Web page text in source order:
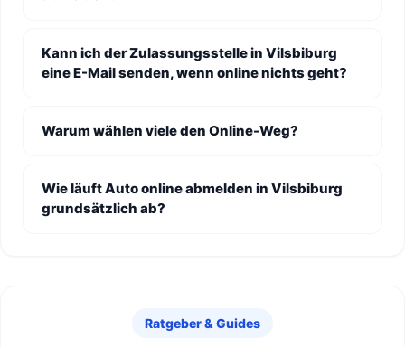
Kann ich der Zulassungsstelle in Vilsbiburg
eine E-Mail senden, wenn online nichts geht?
Warum wählen viele den Online-Weg?
Wie läuft Auto online abmelden in Vilsbiburg
grundsätzlich ab?
Ratgeber & Guides